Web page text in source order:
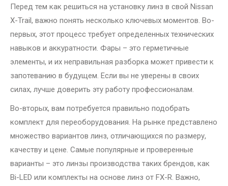
Перед тем как решиться на установку линз в свой Nissan
X-Trail, важно понять несколько ключевых моментов. Во-
первых, этот процесс требует определенных технических
навыков и аккуратности. Фары – это герметичные
элементы, и их неправильная разборка может привести к
запотеванию в будущем. Если вы не уверены в своих
силах, лучше доверить эту работу профессионалам.
Во-вторых, вам потребуется правильно подобрать
комплект для переоборудования. На рынке представлено
множество вариантов линз, отличающихся по размеру,
качеству и цене. Самые популярные и проверенные
варианты – это линзы производства таких брендов, как
Bi-LED или комплекты на основе линз от FX-R. Важно,